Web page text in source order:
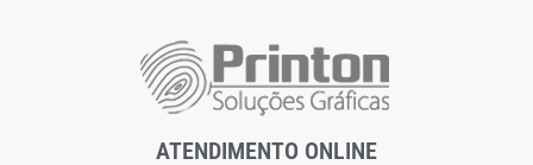
ATENDIMENTO ONLINE